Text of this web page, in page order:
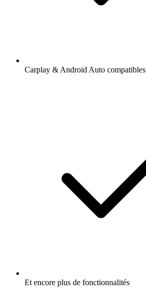
Carplay & Android Auto compatibles
Et encore plus de fonctionnalités